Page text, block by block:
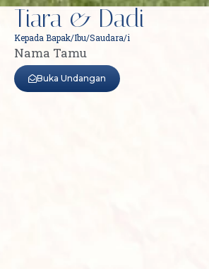
Tiara & Dadi
Kepada Bapak/Ibu/Saudara/i
Nama Tamu
Buka Undangan